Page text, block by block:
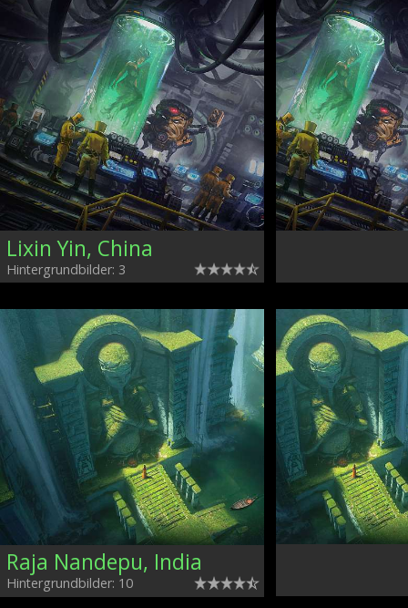
Lixin Yin, China
Hintergrundbilder: 3
Raja Nandepu, India
Hintergrundbilder: 10